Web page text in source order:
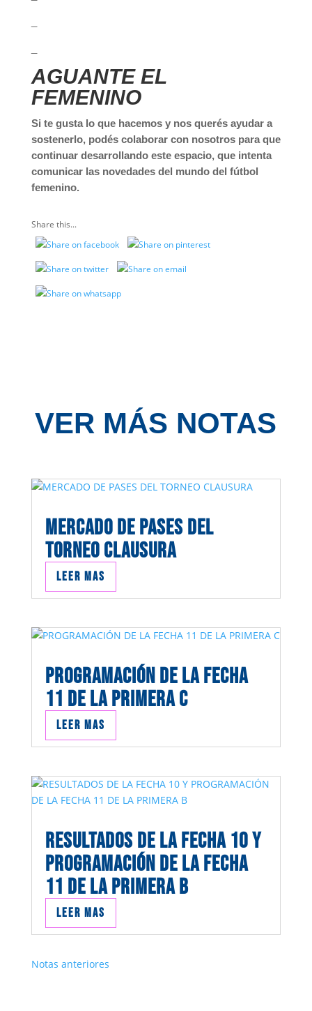
AGUANTE EL
FEMENINO
Si te gusta lo que hacemos y nos querés ayudar a
sostenerlo, podés colaborar con nosotros para que
continuar desarrollando este espacio, que intenta
comunicar las novedades del mundo del fútbol
femenino.
Share this...
VER MÁS NOTAS
MERCADO DE PASES DEL
TORNEO CLAUSURA
Leer mas
PROGRAMACIÓN DE LA FECHA
11 DE LA PRIMERA C
Leer mas
RESULTADOS DE LA FECHA 10 Y
PROGRAMACIÓN DE LA FECHA
11 DE LA PRIMERA B
Leer mas
Notas anteriores